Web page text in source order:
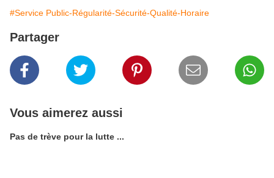
#Service Public-Régularité-Sécurité-Qualité-Horaire
Partager
Vous aimerez aussi
Pas de trève pour la lutte ...